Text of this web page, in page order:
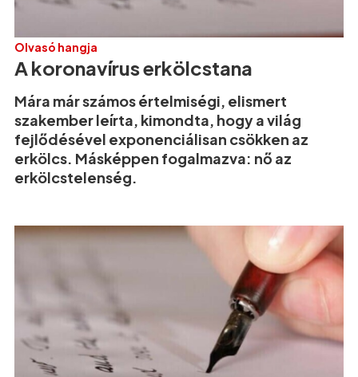
Olvasó hangja
A koronavírus erkölcstana
Mára már számos értelmiségi, elismert
szakember leírta, kimondta, hogy a világ
fejlődésével exponenciálisan csökken az
erkölcs. Másképpen fogalmazva: nő az
erkölcstelenség.